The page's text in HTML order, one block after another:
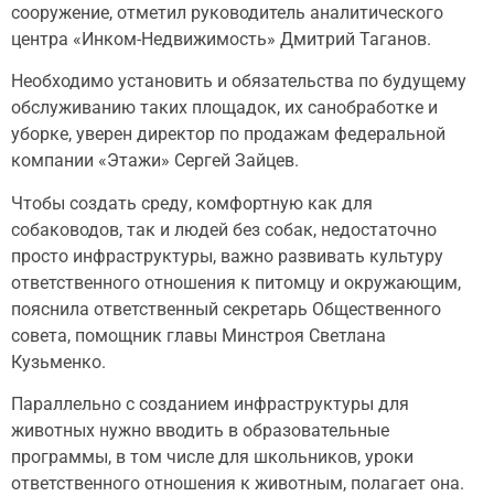
сооружение, отметил руководитель аналитического
центра «Инком-Недвижимость» Дмитрий Таганов.
Необходимо установить и обязательства по будущему
обслуживанию таких площадок, их санобработке и
уборке, уверен директор по продажам федеральной
компании «Этажи» Сергей Зайцев.
Чтобы создать среду, комфортную как для
собаководов, так и людей без собак, недостаточно
просто инфраструктуры, важно развивать культуру
ответственного отношения к питомцу и окружающим,
пояснила ответственный секретарь Общественного
совета, помощник главы Минстроя Светлана
Кузьменко.
Параллельно с созданием инфраструктуры для
животных нужно вводить в образовательные
программы, в том числе для школьников, уроки
ответственного отношения к животным, полагает она.